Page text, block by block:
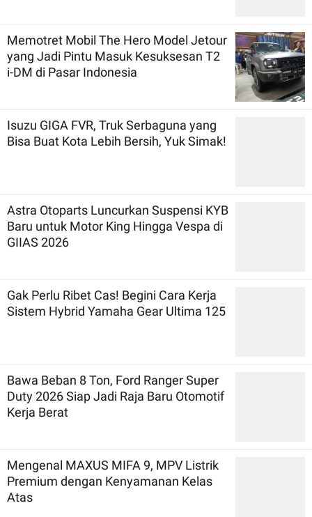
Memotret Mobil The Hero Model Jetour
yang Jadi Pintu Masuk Kesuksesan T2
i-DM di Pasar Indonesia
Isuzu GIGA FVR, Truk Serbaguna yang
Bisa Buat Kota Lebih Bersih, Yuk Simak!
Astra Otoparts Luncurkan Suspensi KYB
Baru untuk Motor King Hingga Vespa di
GIIAS 2026
Gak Perlu Ribet Cas! Begini Cara Kerja
Sistem Hybrid Yamaha Gear Ultima 125
Bawa Beban 8 Ton, Ford Ranger Super
Duty 2026 Siap Jadi Raja Baru Otomotif
Kerja Berat
Mengenal MAXUS MIFA 9, MPV Listrik
Premium dengan Kenyamanan Kelas
Atas